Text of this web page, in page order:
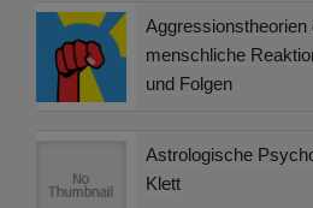
Aggressionstheorien
menschliche
und Folgen
Astrologische
Klett